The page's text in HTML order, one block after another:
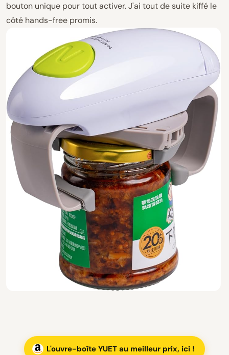
bouton unique pour tout activer. J'ai tout de suite kiffé le
côté hands-free promis.
L'ouvre-boîte YUET au meilleur prix, ici !